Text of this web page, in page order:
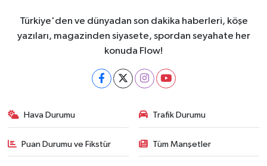
Türkiye'den ve dünyadan son dakika haberleri, köşe
yazıları, magazinden siyasete, spordan seyahate her
konuda Flow!
Hava Durumu Trafik Durumu
Puan Durumu ve Fikstür Tüm Manşetler